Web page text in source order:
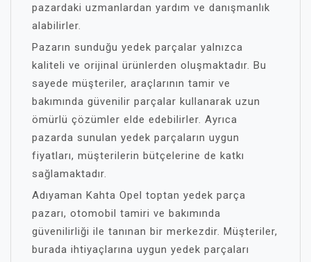
pazardaki uzmanlardan yardım ve danışmanlık
alabilirler.
Pazarın sunduğu yedek parçalar yalnızca
kaliteli ve orijinal ürünlerden oluşmaktadır. Bu
sayede müşteriler, araçlarının tamir ve
bakımında güvenilir parçalar kullanarak uzun
ömürlü çözümler elde edebilirler. Ayrıca
pazarda sunulan yedek parçaların uygun
fiyatları, müşterilerin bütçelerine de katkı
sağlamaktadır.
Adıyaman Kahta Opel toptan yedek parça
pazarı, otomobil tamiri ve bakımında
güvenilirliği ile tanınan bir merkezdir. Müşteriler,
burada ihtiyaçlarına uygun yedek parçaları